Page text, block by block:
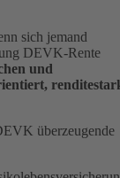
sich jemand
DEVK-Rente
und
überzeugende